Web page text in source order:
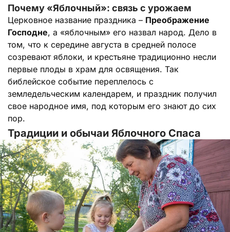
Почему «Яблочный»: связь с урожаем
Церковное название праздника – Преображение
Господне, а «яблочным» его назвал народ. Дело в
том, что к середине августа в средней полосе
созревают яблоки, и крестьяне традиционно несли
первые плоды в храм для освящения. Так
библейское событие переплелось с
земледельческим календарем, и праздник получил
свое народное имя, под которым его знают до сих
пор.
Традиции и обычаи Яблочного Спаса